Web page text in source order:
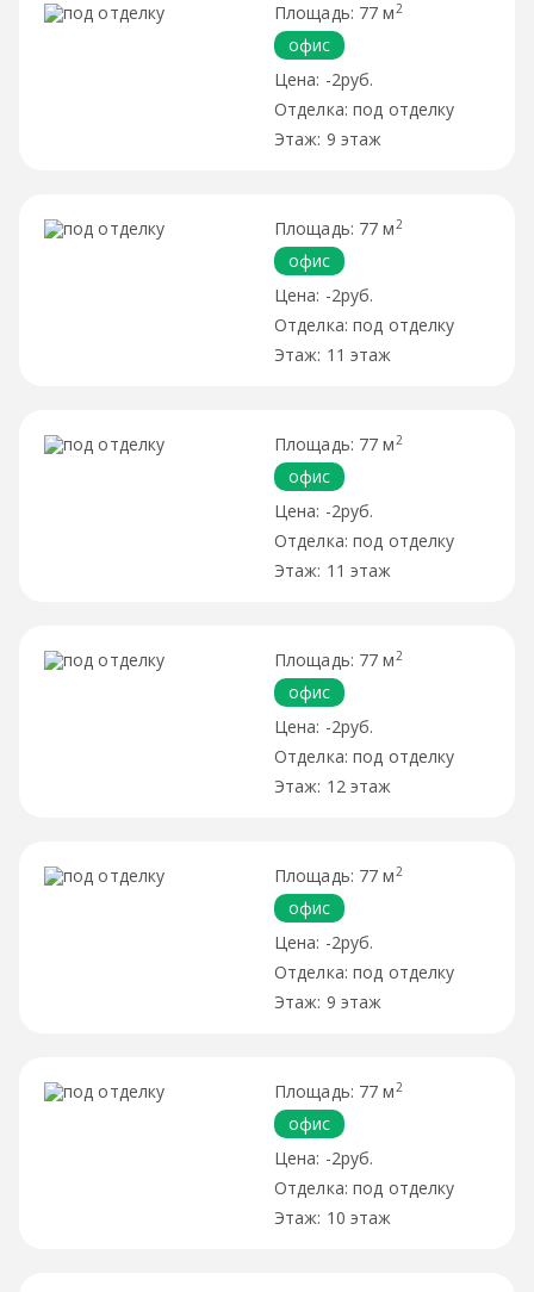
77 м 2
офис
-2руб.
под отделку
9 этаж
77 м 2
офис
-2руб.
под отделку
11 этаж
77 м 2
офис
-2руб.
под отделку
11 этаж
77 м 2
офис
-2руб.
под отделку
12 этаж
77 м 2
офис
-2руб.
под отделку
9 этаж
77 м 2
офис
-2руб.
под отделку
10 этаж